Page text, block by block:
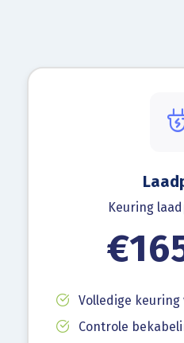
Keuring
Volledige
Controle